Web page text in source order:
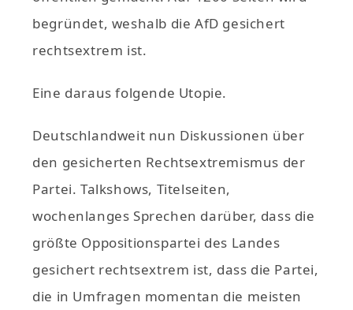
begründet, weshalb die AfD gesichert
rechtsextrem ist.
Eine daraus folgende Utopie.
Deutschlandweit nun Diskussionen über
den gesicherten Rechtsextremismus der
Partei. Talkshows, Titelseiten,
wochenlanges Sprechen darüber, dass die
größte Oppositionspartei des Landes
gesichert rechtsextrem ist, dass die Partei,
die in Umfragen momentan die meisten